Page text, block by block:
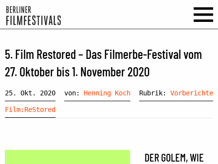
5. Film Restored – Das Filmerbe-Festival vom
27. Oktober bis 1. November 2020
25. Okt. 2020 von: Henning Koch Rubrik: Vorberichte
Film:ReStored
DER GOLEM, WIE